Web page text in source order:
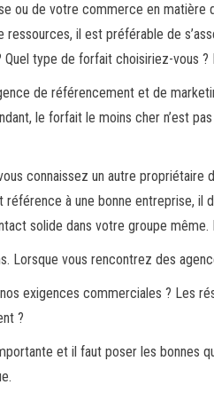
ou de votre commerce en
il est préférable de
type de forfait choisiriez-
de référencement et de
le forfait le moins cher n’est
connaissez un autre propriétaire
à une bonne entreprise,
solide dans votre groupe
Lorsque vous rencontrez des
exigences commerciales ? Les
?
et il faut poser les bonnes